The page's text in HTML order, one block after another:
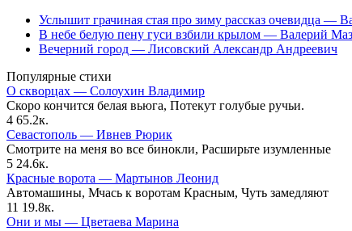
Услышит грачиная стая про зиму рассказ очевидца —
В небе белую пену гуси взбили крылом — Валерий
Вечерний город — Лисовский Александр Андреевич
Популярные стихи
О скворцах — Солоухин Владимир
Скоро кончится белая вьюга, Потекут голубые ручьи.
4 65.2к.
Севастополь — Ивнев Рюрик
Смотрите на меня во все бинокли, Расширьте изумленные
5 24.6к.
Красные ворота — Мартынов Леонид
Автомашины, Мчась к воротам Красным, Чуть замедляют
11 19.8к.
Они и мы — Цветаева Марина